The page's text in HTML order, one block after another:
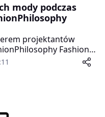
mody podczas
projektantów
Fashion
z produktów
skorzystali
Fashion Week.